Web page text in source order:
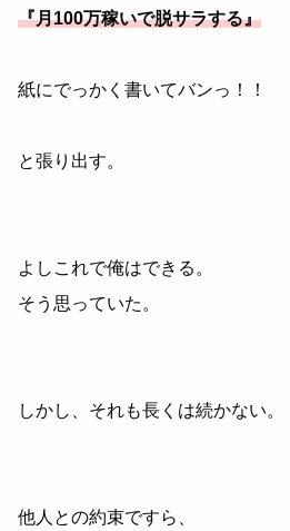
『月100万稼いで脱サラする』
紙にでっかく書いてバンっ！！
と張り出す。
よしこれで俺はできる。
そう思っていた。
しかし、それも長くは続かない。
他人との約束ですら、